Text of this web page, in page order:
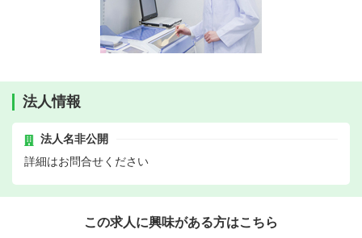
法人情報
法人名非公開
詳細はお問合せください
この求人に興味がある方はこちら